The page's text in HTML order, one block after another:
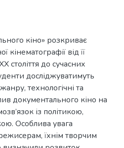
кіно» розкриває
від її
століття до сучасних
досліджуватимуть
технологічні та
документального кіно на
із політикою,
Особлива увага
їхнім творчим